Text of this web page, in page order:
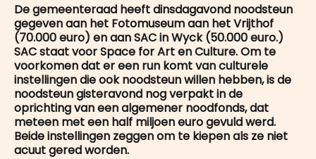
De gemeenteraad heeft dinsdagavond noodsteun
gegeven aan het Fotomuseum aan het Vrijthof
(70.000 euro) en aan SAC in Wyck (50.000 euro.)
SAC staat voor Space for Art en Culture. Om te
voorkomen dat er een run komt van culturele
instellingen die ook noodsteun willen hebben, is de
noodsteun gisteravond nog verpakt in de
oprichting van een algemener noodfonds, dat
meteen met een half miljoen euro gevuld werd.
Beide instellingen zeggen om te kiepen als ze niet
acuut gered worden.